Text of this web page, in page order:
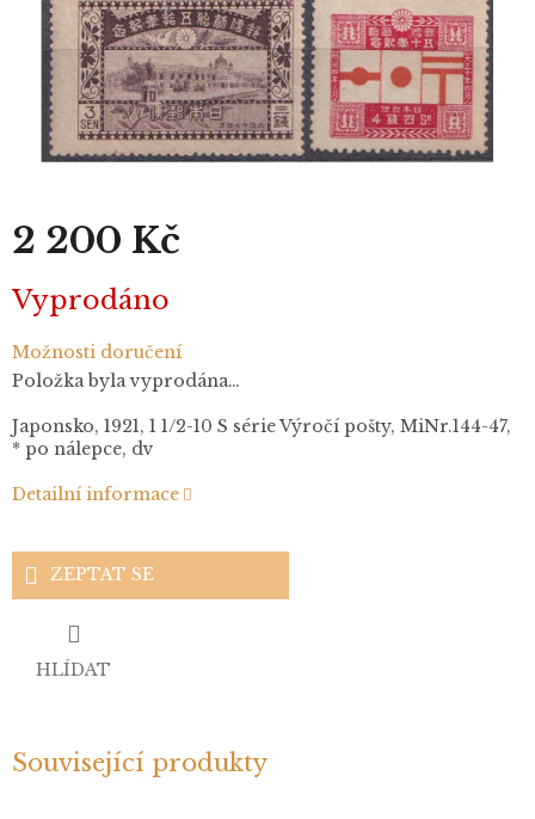
2 200 Kč
cena:
Vyprodáno
Možnosti doručení
Položka byla vyprodána…
Japonsko, 1921, 1 1/2-10 S série Výročí pošty, MiNr.144-47,
* po nálepce, dv
Detailní informace
ZEPTAT SE
HLÍDAT
Související produkty